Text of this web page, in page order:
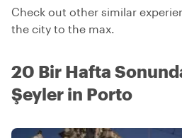
Check out other similar
the city to the max.
20 Bir Hafta
Şeyler in Porto